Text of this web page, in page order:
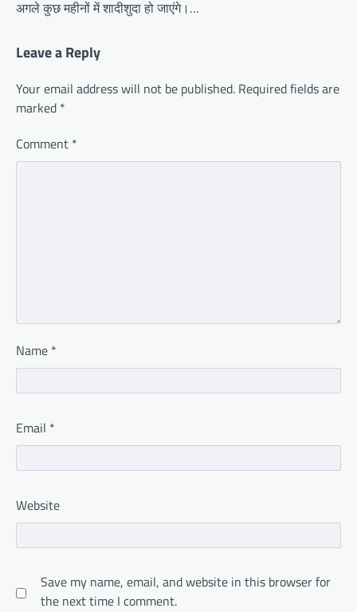
अगले कुछ महीनों में शादीशुदा हो जाएंगे।…
Leave a Reply
Your email address will not be published. Required fields are
marked *
Comment *
Name *
Email *
Website
Save my name, email, and website in this browser for
the next time I comment.